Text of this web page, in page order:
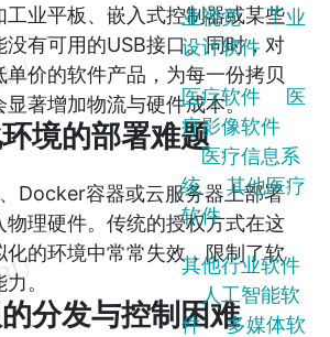
业视觉
工业
设计软件
医疗软件
医
疗影像软件
医疗信息系
统
其他医疗
软件
其他行业软件
人工智能软
件
多媒体软
工业平板、嵌入式控制器或某些
没有可用的USB接口。同时，对
价的软件产品，为每一份拷贝
显著增加物流与硬件成本。
境的部署难题
Docker容器或云服务器上部署
物理硬件。传统的授权方式在这
化的环境中常常失效，限制了软
。
分发与控制困难